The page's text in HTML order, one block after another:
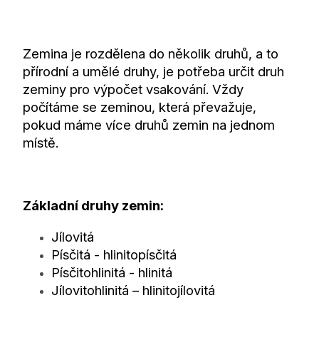
Zemina je rozdělena do několik druhů, a to
přírodní a umělé druhy, je potřeba určit druh
zeminy pro výpočet vsakování. Vždy
počítáme se zeminou, která převažuje,
pokud máme více druhů zemin na jednom
místě.
Základní druhy zemin:
Jílovitá
Písčitá - hlinitopísčitá
Písčitohlinitá - hlinitá
Jílovitohlinitá – hlinitojílovitá